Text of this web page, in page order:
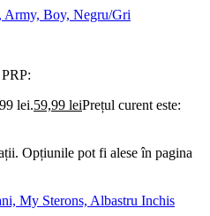
Boy, Negru/Gri
lei.59,99 leiPrețul curent este:
Opțiunile pot fi alese în pagina